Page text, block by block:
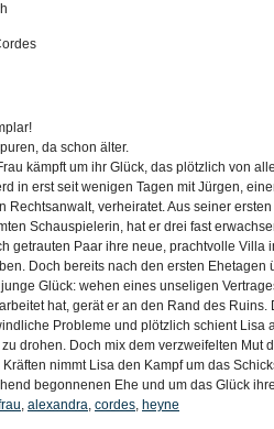
da schon älter.
kämpft um ihr Glück, das plötzlich von
in erst seit wenigen Tagen mit Jürgen,
Rechtsanwalt, verheiratet. Aus seiner
Schauspielerin, hat er drei fast
getrauten Paar ihre neue, prachtvolle Villa
Doch bereits nach den ersten Ehetagen
Glück: wehen eines unseligen
hat, gerät er an den Rand des Ruins.
Probleme und plötzlich schient Lisa
zu drohen. Doch mix dem verzweifelten Mut
nimmt Lisa den Kampf um das
begonnenen Ehe und um das Glück
, alexandra, cordes, heyne